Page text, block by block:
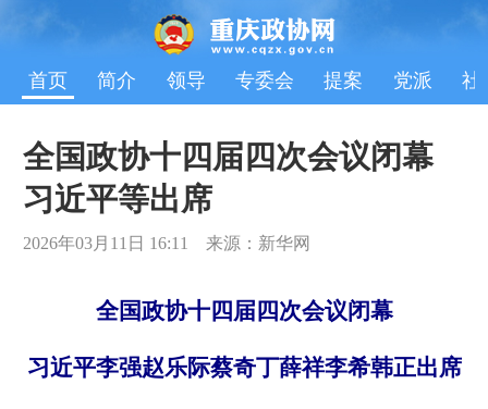
首页 简介 领导 专委会 提案 党派 社
全国政协十四届四次会议闭幕
习近平等出席
2026年03月11日 16:11 来源：新华网
全国政协十四届四次会议闭幕
习近平李强赵乐际蔡奇丁薛祥李希韩正出席